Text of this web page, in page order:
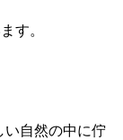
す。
い自然の中に佇